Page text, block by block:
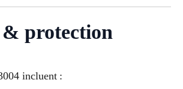
protection
incluent :